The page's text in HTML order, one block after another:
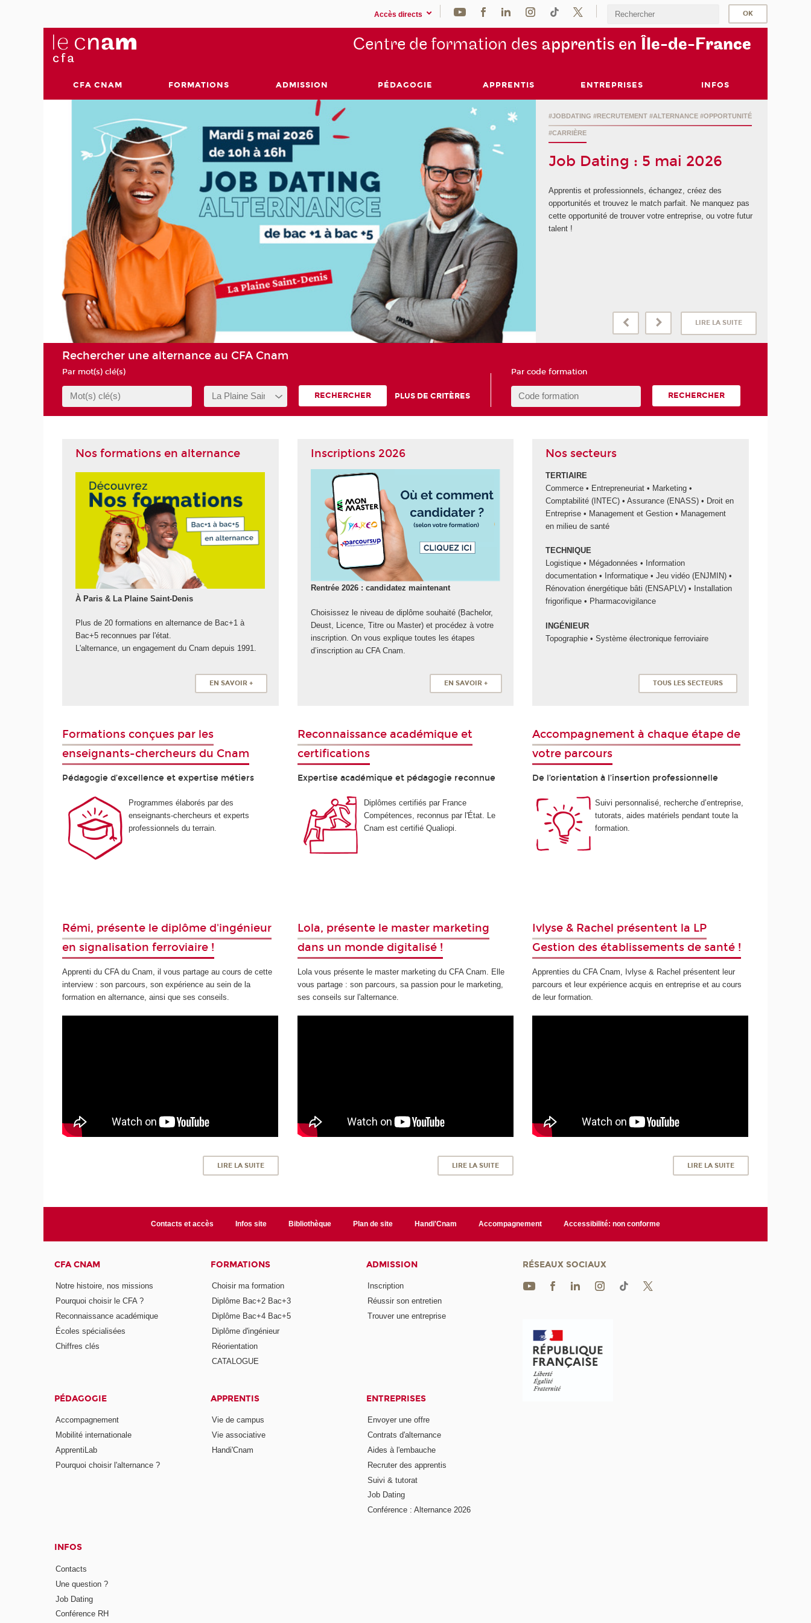
Accès directs
Centre de formation des apprentis en Île-de-France
CFA CNAM FORMATIONS ADMISSION PÉDAGOGIE APPRENTIS ENTREPRISES INFOS
#JOBDATING #RECRUTEMENT #ALTERNANCE #OPPORTUNITÉ
#CARRIÈRE
Job Dating : 5 mai 2026
Apprentis et professionnels, échangez, créez des
opportunités et trouvez le match parfait. Ne manquez pas
cette opportunité de trouver votre entreprise, ou votre futur
talent !
LIRE LA SUITE
Rechercher une alternance au CFA Cnam
Par mot(s) clé(s)
RECHERCHER PLUS DE CRITÈRES
Par code formation
RECHERCHER
Nos formations en alternance
À Paris & La Plaine Saint-Denis
Plus de 20 formations en alternance de Bac+1 à
Bac+5 reconnues par l'état.
L'alternance, un engagement du Cnam depuis 1991.
EN SAVOIR +
Inscriptions 2026
Rentrée 2026 : candidatez maintenant
Choisissez le niveau de diplôme souhaité (Bachelor,
Deust, Licence, Titre ou Master) et procédez à votre
inscription. On vous explique toutes les étapes
d’inscription au CFA Cnam.
EN SAVOIR +
Nos secteurs
TERTIAIRE
Commerce • Entrepreneuriat • Marketing •
Comptabilité (INTEC) • Assurance (ENASS) • Droit en
Entreprise • Management et Gestion • Management
en milieu de santé
TECHNIQUE
Logistique • Mégadonnées • Information
documentation • Informatique • Jeu vidéo (ENJMIN) •
Rénovation énergétique bâti (ENSAPLV) • Installation
frigorifique • Pharmacovigilance
INGÉNIEUR
Topographie • Système électronique ferroviaire
TOUS LES SECTEURS
Formations conçues par les
enseignants-chercheurs du Cnam
Pédagogie d’excellence et expertise métiers
Programmes élaborés par des
enseignants-chercheurs et experts
professionnels du terrain.
Reconnaissance académique et
certifications
Expertise académique et pédagogie reconnue
Diplômes certifiés par France
Compétences, reconnus par l'État. Le
Cnam est certifié Qualiopi.
Accompagnement à chaque étape de
votre parcours
De l’orientation à l’insertion professionnelle
Suivi personnalisé, recherche d’entreprise,
tutorats, aides matériels pendant toute la
formation.
Rémi, présente le diplôme d'ingénieur
en signalisation ferroviaire !
Apprenti du CFA du Cnam, il vous partage au cours de cette
interview : son parcours, son expérience au sein de la
formation en alternance, ainsi que ses conseils.
LIRE LA SUITE
Lola, présente le master marketing
dans un monde digitalisé !
Lola vous présente le master marketing du CFA Cnam. Elle
vous partage : son parcours, sa passion pour le marketing,
ses conseils sur l'alternance.
LIRE LA SUITE
Ivlyse & Rachel présentent la LP
Gestion des établissements de santé !
Apprenties du CFA Cnam, Ivlyse & Rachel présentent leur
parcours et leur expérience acquis en entreprise et au cours
de leur formation.
LIRE LA SUITE
Contacts et accès Infos site Bibliothèque Plan de site Handi'Cnam Accompagnement Accessibilité: non conforme
CFA CNAM
Notre histoire, nos missions
Pourquoi choisir le CFA ?
Reconnaissance académique
Écoles spécialisées
Chiffres clés
FORMATIONS
Choisir ma formation
Diplôme Bac+2 Bac+3
Diplôme Bac+4 Bac+5
Diplôme d'ingénieur
Réorientation
CATALOGUE
ADMISSION
Inscription
Réussir son entretien
Trouver une entreprise
PÉDAGOGIE
Accompagnement
Mobilité internationale
ApprentiLab
Pourquoi choisir l'alternance ?
APPRENTIS
Vie de campus
Vie associative
Handi'Cnam
ENTREPRISES
Envoyer une offre
Contrats d'alternance
Aides à l'embauche
Recruter des apprentis
Suivi & tutorat
Job Dating
Conférence : Alternance 2026
INFOS
Contacts
Une question ?
Job Dating
Conférence RH
RÉSEAUX SOCIAUX